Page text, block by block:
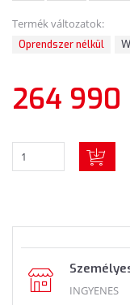
Termék változatok:
Oprendszer nélkül
264 990
INGYENES